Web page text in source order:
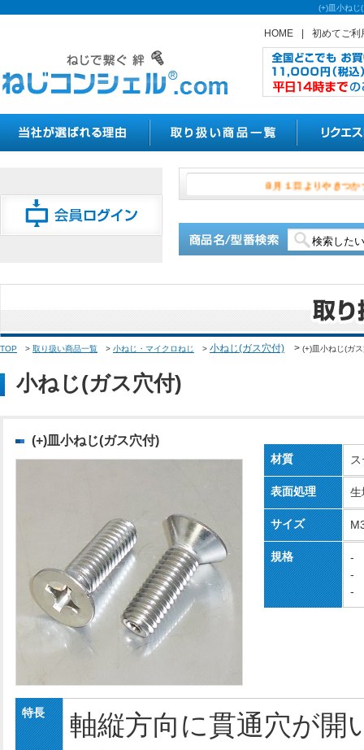
(+)皿小ねじ
HOME 初めてご利
８月１日よ
TOP > 取り扱い商品一覧 > 小ねじ・マイクロねじ > 小ねじ(ガス穴付) > (+)皿小ねじ(ガ
小ねじ(ガス穴付)
(+)皿小ねじ(ガス穴付)
材質
表面処理 生
サイズ
規格
-
-
-
特長
軸縦方向に貫通穴が開